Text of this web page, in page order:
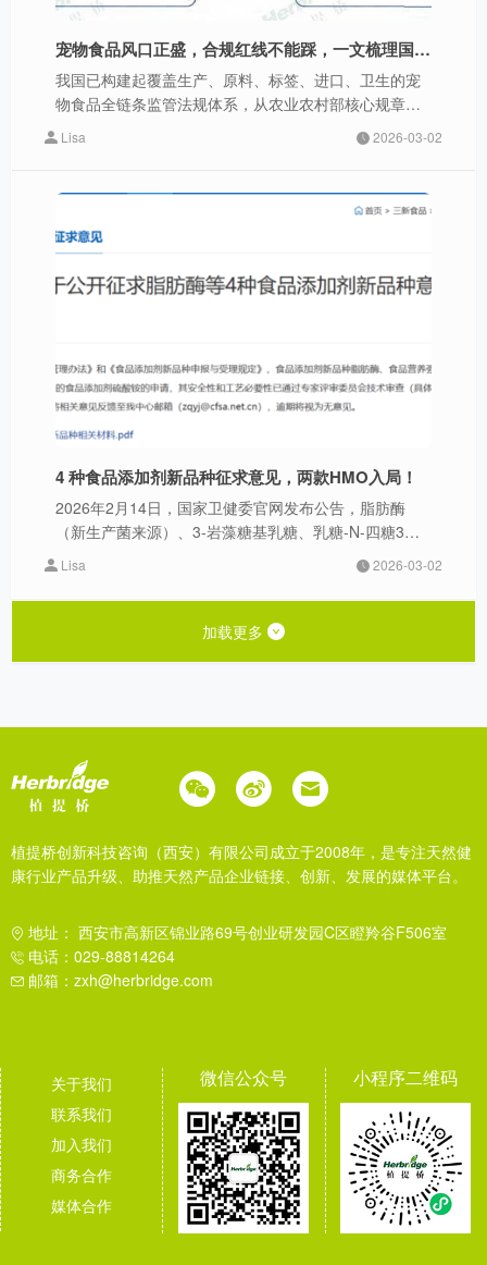
宠物食品风口正盛，合规红线不能踩，一文梳理国内全链条监管法规
我国已构建起覆盖生产、原料、标签、进口、卫生的宠
物食品全链条监管法规体系，从农业农村部核心规章到
国家标准，层层筑牢宠物食品安全防线。
Lisa 2026-03-02
4 种食品添加剂新品种征求意见，两款HMO入局！
2026年2月14日，国家卫健委官网发布公告，脂肪酶
（新生产菌来源）、3-岩藻糖基乳糖、乳糖-N-四糖3种
食品添加剂新品种及硫酸铵（扩大使用范围）公开征求
Lisa 2026-03-02
加载更多
植提桥创新科技咨询（西安）有限公司成立于2008年，是专注天然健
康行业产品升级、助推天然产品企业链接、创新、发展的媒体平台。
地址： 西安市高新区锦业路69号创业研发园C区瞪羚谷F506室
电话：029-88814264
邮箱：zxh@herbridge.com
关于我们
联系我们
加入我们
商务合作
媒体合作
微信公众号 小程序二维码